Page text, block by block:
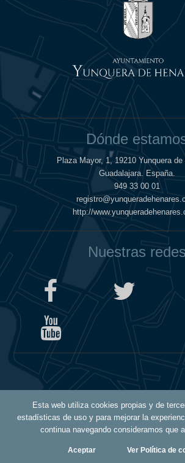
Esta web utiliza cookies propias y de
estadísticas de uso y para mejorar la
continua navegando consideramos que
Aceptar Ver Política de
Dónde
Plaza Mayor, 1, 19210 Yunquera de
Guadalajara. España.
949 33 00 01
http://
Nuestras redes
Política de Cookies
Política de Privacidad
Aviso Legal